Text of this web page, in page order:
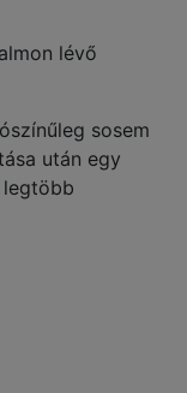
lévő
sosem
után egy